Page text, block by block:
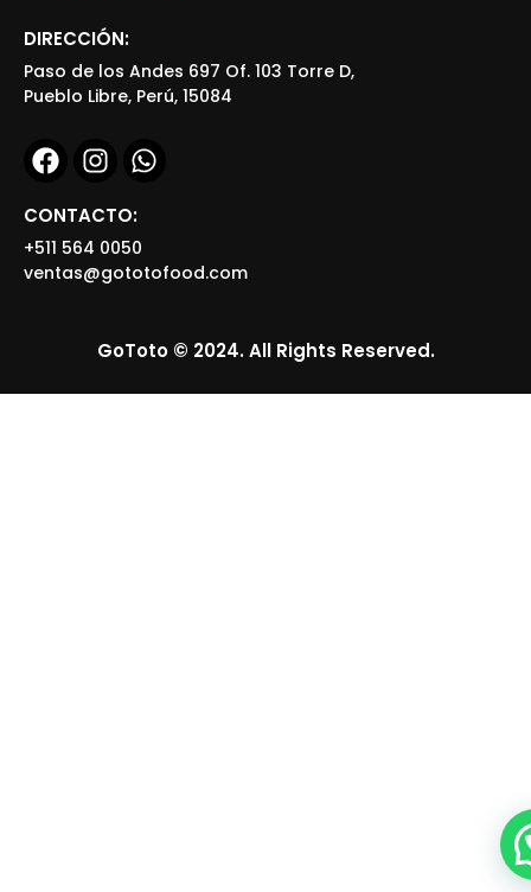
DIRECCIÓN:
Paso de los Andes 697 Of. 103 Torre D,
Pueblo Libre, Perú, 15084
CONTACTO:
+511 564 0050
ventas@gototofood.com
GoToto © 2024. All Rights Reserved.